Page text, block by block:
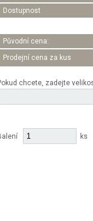
Dostupnost
Původní cena:
Prodejní cena za kus
chcete, zadejte
ks